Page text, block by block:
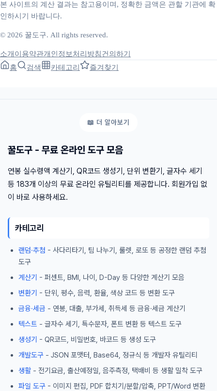
본 사이트의 계산 결과는 참고용이며, 정확한 금액은 관할 기관에 확
인하시기 바랍니다.
© 2026 꿀도구. All rights reserved.
소개 이용약관개인정보처리방침건의하기
홈
검색 카테고리 즐겨찾기
꿀도구 - 무료 온라인 도구 모음
연봉 실수령액 계산기, QR코드 생성기, 단위 변환기, 글자수 세기
등 183개 이상의 무료 온라인 유틸리티를 제공합니다. 회원가입 없
이 바로 사용하세요.
카테고리
랜덤·추첨 - 사다리타기, 팀 나누기, 룰렛, 로또 등 공정한 랜덤 추첨
도구
계산기 - 퍼센트, BMI, 나이, D-Day 등 다양한 계산기 모음
변환기 - 단위, 평수, 음력, 환율, 색상 코드 등 변환 도구
금융·세금 - 연봉, 대출, 부가세, 취득세 등 금융·세금 계산기
텍스트 - 글자수 세기, 특수문자, 폰트 변환 등 텍스트 도구
생성기 - QR코드, 비밀번호, 바코드 등 생성 도구
개발도구 - JSON 포맷터, Base64, 정규식 등 개발자 유틸리티
생활 - 전기요금, 출산예정일, 음주측정, 택배비 등 생활 밀착 도구
파일 도구 - 이미지 편집, PDF 합치기/분할/압축, PPT/Word 변환